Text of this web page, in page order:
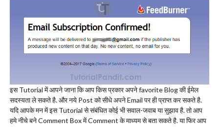
इस Tutorial में आपने जाना कि आप किस प्रकार अपने favorite Blog की ईमेल
सदस्यता ले सकते है. और नये Post को सीधे अपने Email पर ही प्राप्त कर सकते है.
यदि आपके मन में इस Tutorial से संबंधित कोई भी सवाल-जवाब या सुझाव है. तो आप
हमे नीचे बने Comment Box में Comment के माध्यम से बता सकते है. या फिर आप